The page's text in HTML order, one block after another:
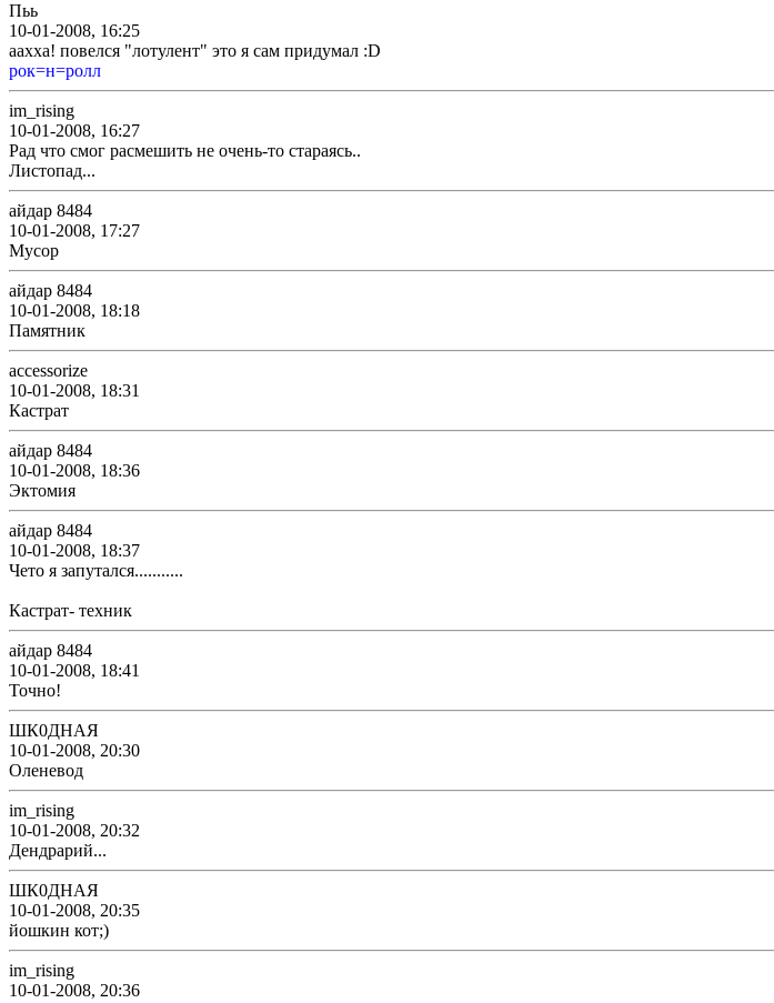
Пьь
10-01-2008, 16:25
аахха! повелся "лотулент" это я сам придумал :D
рок=н=ролл
im_rising
10-01-2008, 16:27
Рад что смог расмешить не очень-то стараясь..
Листопад...
айдар 8484
10-01-2008, 17:27
Мусор
айдар 8484
10-01-2008, 18:18
Памятник
accessorize
10-01-2008, 18:31
Кастрат
айдар 8484
10-01-2008, 18:36
Эктомия
айдар 8484
10-01-2008, 18:37
Чето я запутался...........
Кастрат- техник
айдар 8484
10-01-2008, 18:41
Точно!
ШК0ДНАЯ
10-01-2008, 20:30
Оленевод
im_rising
10-01-2008, 20:32
Дендрарий...
ШК0ДНАЯ
10-01-2008, 20:35
йошкин кот;)
im_rising
10-01-2008, 20:36